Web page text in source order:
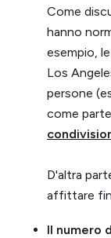
Come
hanno
esempio,
Los
persone
come
D'altra
affittare
Il numero